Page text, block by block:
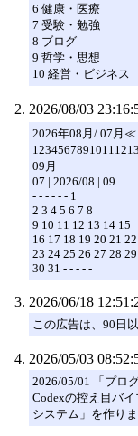
6 健康・医療
7 受験・勉強
8 ブログ
9 哲学・思想
10 経営・ビジネス
2026/08/03
2026年08月/ 07月≪
09月
07 | 2026/08 | 09
- - - - - - 1
2 3 4 5 6 7 8
9 10 11 12 13 14 15
16 17 18 19 20 21 22
23 24 25 26 27 28 29
30 31 - - - - -
2026/06/18
この広告は、90日
2026/05/03
2026/05/01 「プロ
Codexの控え目バ
システム」を作り